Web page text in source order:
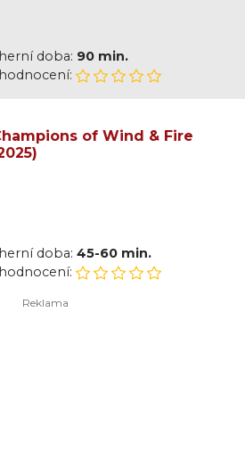
herní doba: 90 min.
hodnocení:
of Wind & Fire
herní doba: 45-60 min.
hodnocení: